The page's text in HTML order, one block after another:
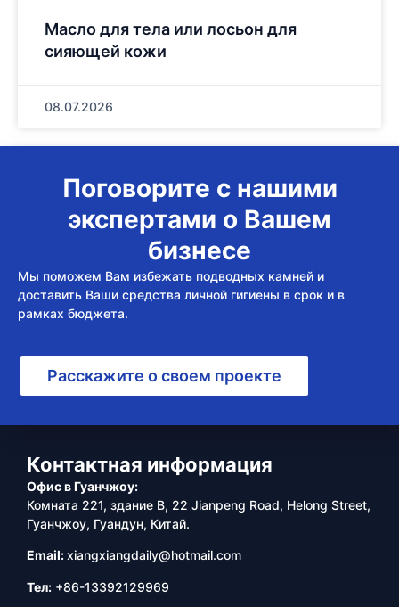
Масло для тела или лосьон для
сияющей кожи
08.07.2026
Поговорите с нашими
экспертами о Вашем
бизнесе
Мы поможем Вам избежать подводных камней и
доставить Ваши средства личной гигиены в срок и в
рамках бюджета.
Расскажите о своем проекте
Контактная информация
Офис в Гуанчжоу:
Комната 221, здание B, 22 Jianpeng Road, Helong Street,
Гуанчжоу, Гуандун, Китай.
Email:xiangxiangdaily@hotmail.com
Тел: +86-13392129969